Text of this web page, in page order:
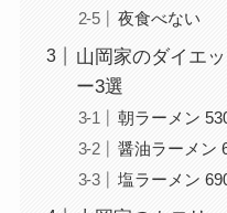
夜食べない
山岡家のダイエ
ー3選
朝ラーメン
醤油ラーメン
塩ラーメン